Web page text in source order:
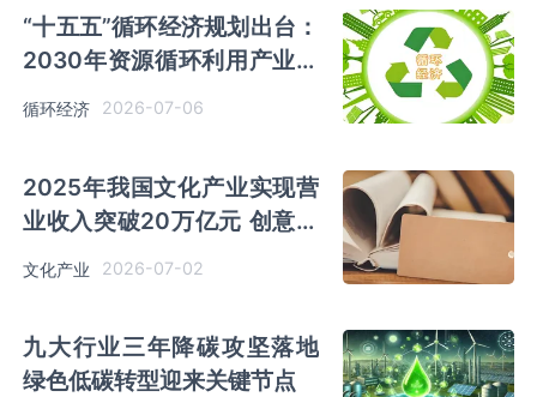
“十五五”循环经济规划出台：
2030年资源循环利用产业产
值目标8万亿元
循环经济 2026-07-06
2025年我国文化产业实现营
业收入突破20万亿元 创意设
文化产业 2026-07-02
九大行业三年降碳攻坚落地
绿色低碳转型迎来关键节点